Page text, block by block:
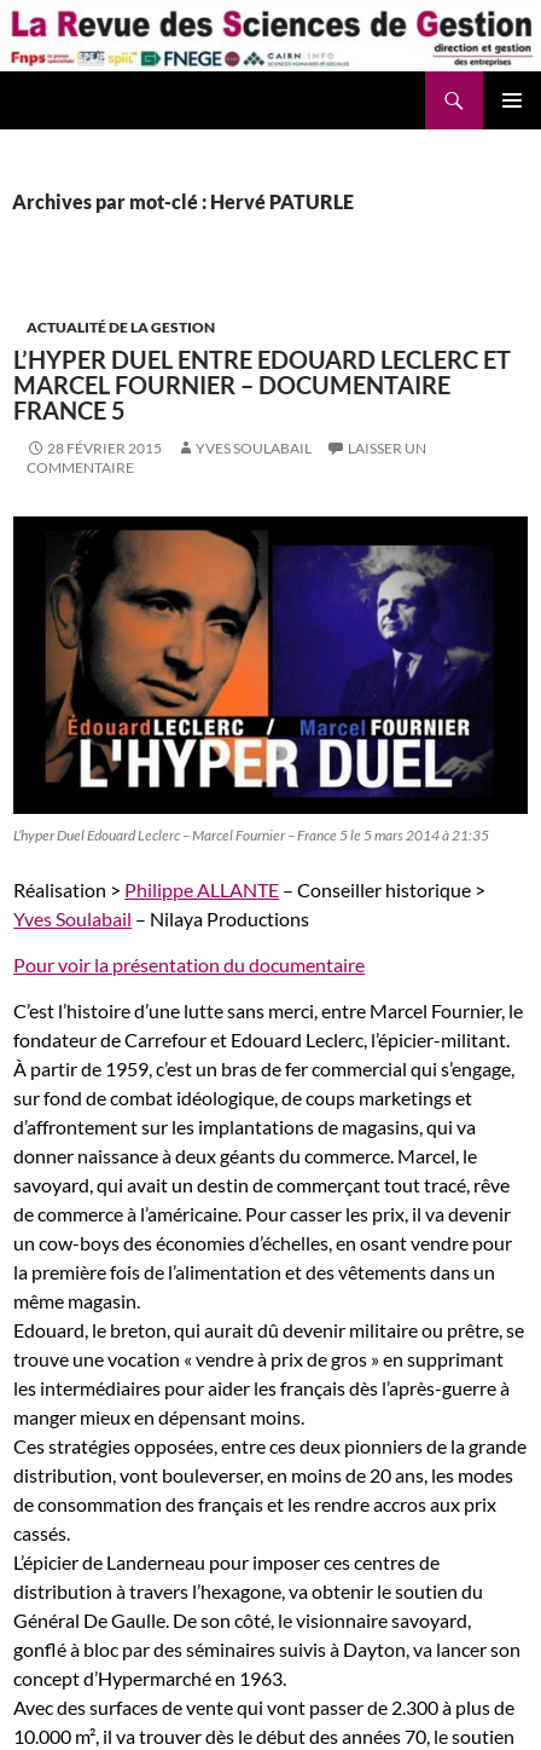
Aller
au
contenu
Archives par mot-clé : Hervé PATURLE
ACTUALITÉ DE LA GESTION
L’HYPER DUEL ENTRE EDOUARD LECLERC ET
MARCEL FOURNIER – DOCUMENTAIRE
FRANCE 5
28 FÉVRIER 2015 YVES SOULABAIL
LAISSER UN
COMMENTAIRE
L’hyper Duel Edouard Leclerc – Marcel Fournier – France 5 le 5 mars 2014 à 21:35
Réalisation > Philippe ALLANTE – Conseiller historique >
Yves Soulabail – Nilaya Productions
Pour voir la présentation du documentaire
C’est l’histoire d’une lutte sans merci, entre Marcel Fournier, le
fondateur de Carrefour et Edouard Leclerc, l’épicier-militant.
À partir de 1959, c’est un bras de fer commercial qui s’engage,
sur fond de combat idéologique, de coups marketings et
d’affrontement sur les implantations de magasins, qui va
donner naissance à deux géants du commerce. Marcel, le
savoyard, qui avait un destin de commerçant tout tracé, rêve
de commerce à l’américaine. Pour casser les prix, il va devenir
un cow-boys des économies d’échelles, en osant vendre pour
la première fois de l’alimentation et des vêtements dans un
même magasin.
Edouard, le breton, qui aurait dû devenir militaire ou prêtre, se
trouve une vocation « vendre à prix de gros » en supprimant
les intermédiaires pour aider les français dès l’après-guerre à
manger mieux en dépensant moins.
Ces stratégies opposées, entre ces deux pionniers de la grande
distribution, vont bouleverser, en moins de 20 ans, les modes
de consommation des français et les rendre accros aux prix
cassés.
L’épicier de Landerneau pour imposer ces centres de
distribution à travers l’hexagone, va obtenir le soutien du
Général De Gaulle. De son côté, le visionnaire savoyard,
gonflé à bloc par des séminaires suivis à Dayton, va lancer son
concept d’Hypermarché en 1963.
Avec des surfaces de vente qui vont passer de 2.300 à plus de
10.000 m², il va trouver dès le début des années 70, le soutien